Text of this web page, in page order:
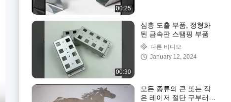
00:25
00:30
심층 도출 부품, 정형화
된 금속판 스탬핑 부품
다른 비디오
January 12, 2024
모든 종류의 큰 또는 작
은 레이저 절단 구부러기